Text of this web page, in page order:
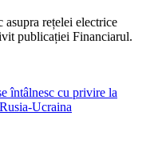
asupra rețelei electrice
publicației Financiarul.